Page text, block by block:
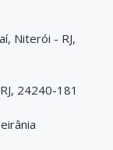
Niterói - RJ,
24240-181